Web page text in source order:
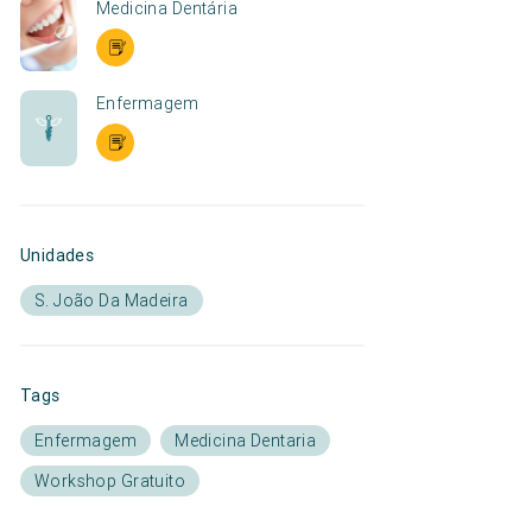
Medicina Dentária
Enfermagem
Unidades
S. João Da Madeira
Tags
Enfermagem
Medicina Dentaria
Workshop Gratuito